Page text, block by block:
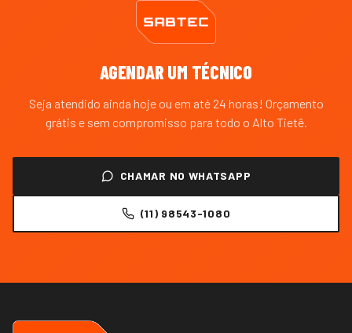
AGENDAR UM TÉCNICO
Seja atendido ainda hoje ou em até 24 horas! Orçamento
grátis e sem compromisso para todo o Alto Tietê.
CHAMAR NO WHATSAPP
(11) 98543-1080